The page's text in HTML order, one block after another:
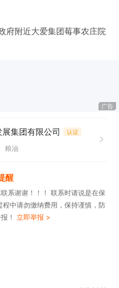
府附近大爱集团莓事农庄院
广告
集团有限公司 认证
粮油
醒
系谢谢！！！ 联系时请说是在保
中请勿缴纳费用，保持谨慎，防
！ 立即举报 >